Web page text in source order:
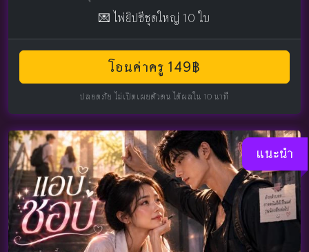
💌 ไพ่ยิปซีชุดใหญ่ 10 ใบ
โอนค่าครู 149฿
ปลอดภัย ไม่เปิดเผยตัวตน ได้ผลใน 10 นาที
แนะนำ